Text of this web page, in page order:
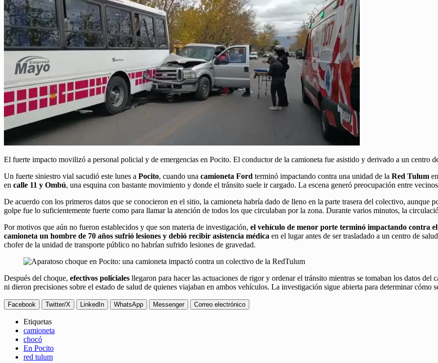
El fuerte impacto movilizó a personal policial y de emergencias en Pocito. El conductor de la camioneta fue asistido y derivado a un centro
Un fuerte siniestro vial sacudió este lunes a Pocito, cuando una camioneta Ford terminó impactando contra una unidad de la Red Tulum
en calle 11 y Ombú, una esquina con bastante movimiento y donde el tránsito suele ir cargado. La escena generó preocupación entre
De acuerdo con los primeros datos que se conocieron en el sitio, la camioneta habría dado de lleno en la parte trasera del colectivo, aunque
golpe fue lo suficientemente fuerte como para llamar la atención de todos los que circulaban por la zona. Durante varios minutos, la
Por motivos que aún no fueron establecidos y que son materia de investigación, el vehículo de menor porte terminó impactando contra
camioneta un hombre de 70 años sufrió lesiones y debió recibir asistencia médica en el lugar antes de ser trasladado a un centro de
chofer de la unidad de transporte público no habrían sufrido lesiones de gravedad.
Después del choque, efectivos policiales llegaron para hacer las actuaciones de rigor y ordenar el tránsito mientras se tomaban los datos
ni dieron precisiones sobre el estado de salud de quienes viajaban en ambos vehículos. La investigación sigue abierta para determinar cómo
Facebook Twitter/X LinkedIn WhatsApp Messenger Correo electrónico
Etiquetas
camioneta
chocó
En Pocito
red tulum